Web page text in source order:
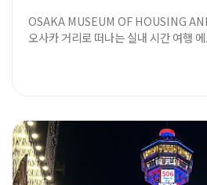
OSAKA MUSEUM OF HOUSING
오사카 거리로 떠나는 실내 시간 여행